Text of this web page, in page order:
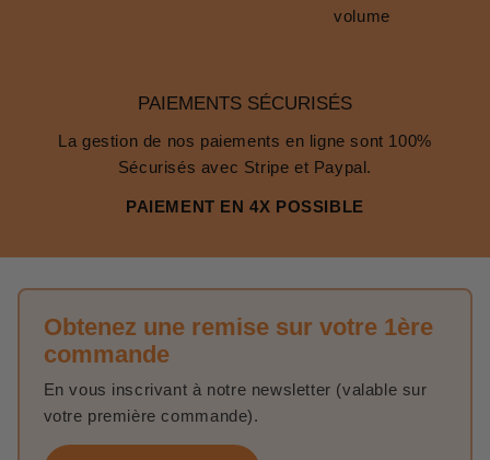
volume
PAIEMENTS SÉCURISÉS
La gestion de nos paiements en ligne sont 100%
Sécurisés avec Stripe et Paypal.
PAIEMENT EN 4X POSSIBLE
Obtenez une remise sur votre 1ère
commande
En vous inscrivant à notre newsletter (valable sur
votre première commande).